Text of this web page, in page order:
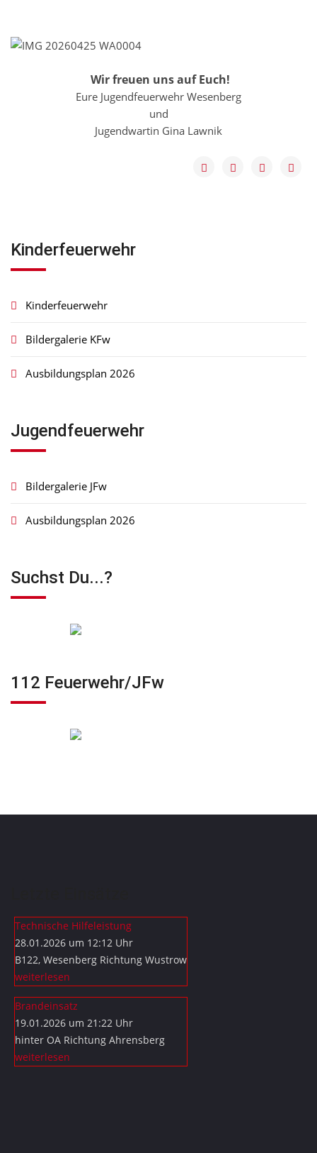
Wir freuen uns auf Euch!
Eure Jugendfeuerwehr Wesenberg
und
Jugendwartin Gina Lawnik
Kinderfeuerwehr
Kinderfeuerwehr
Bildergalerie KFw
Ausbildungsplan 2026
Jugendfeuerwehr
Bildergalerie JFw
Ausbildungsplan 2026
Suchst Du...?
112 Feuerwehr/JFw
Technische Hilfeleistung
28.01.2026 um 12:12 Uhr
B122, Wesenberg Richtung Wustrow
weiterlesen
Brandeinsatz
19.01.2026 um 21:22 Uhr
hinter OA Richtung Ahrensberg
weiterlesen